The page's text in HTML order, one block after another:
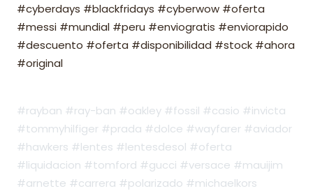
#cyberdays #blackfridays #cyberwow #oferta
#messi #mundial #peru #enviogratis #enviorapido
#descuento #oferta #disponibilidad #stock #ahora
#original
#rayban #ray-ban #oakley #fossil #casio #invicta
#tommyhilfiger #prada #dolce #wayfarer #aviador
#hawkers #lentes #lentesdesol #oferta
#liquidacion #tomford #gucci #versace #mauijim
#arnette #carrera #polarizado #michaelkors